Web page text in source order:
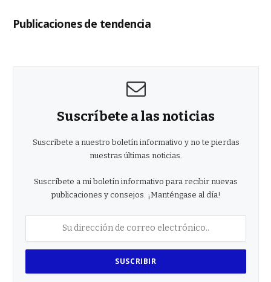
Publicaciones de tendencia
Suscríbete a las noticias
Suscríbete a nuestro boletín informativo y no te pierdas
nuestras últimas noticias.
Suscríbete a mi boletín informativo para recibir nuevas
publicaciones y consejos. ¡Manténgase al día!